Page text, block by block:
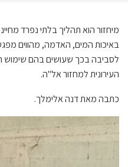
מיחזור הוא תהליך בלתי נפרד
באיכות המים, האדמה, מהווים
לסביבה בכך שעושים בהם שימוש
העירונית למחזור אל"ה.
כתבה מאת דנה אלימלך.